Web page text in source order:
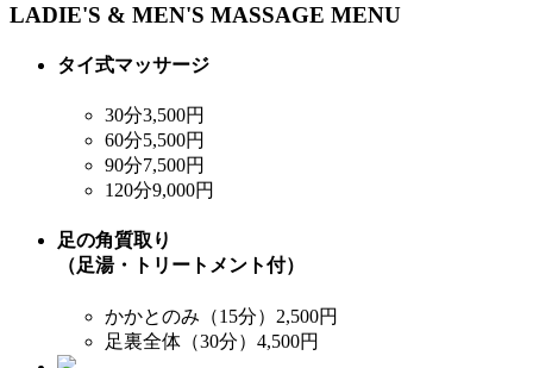
LADIE'S & MEN'S MASSAGE MENU
タイ式マッサージ
30分3,500円
60分5,500円
90分7,500円
120分9,000円
足の角質取り
（足湯・トリートメント付）
かかとのみ（15分） 2,500円
足裏全体（30分） 4,500円